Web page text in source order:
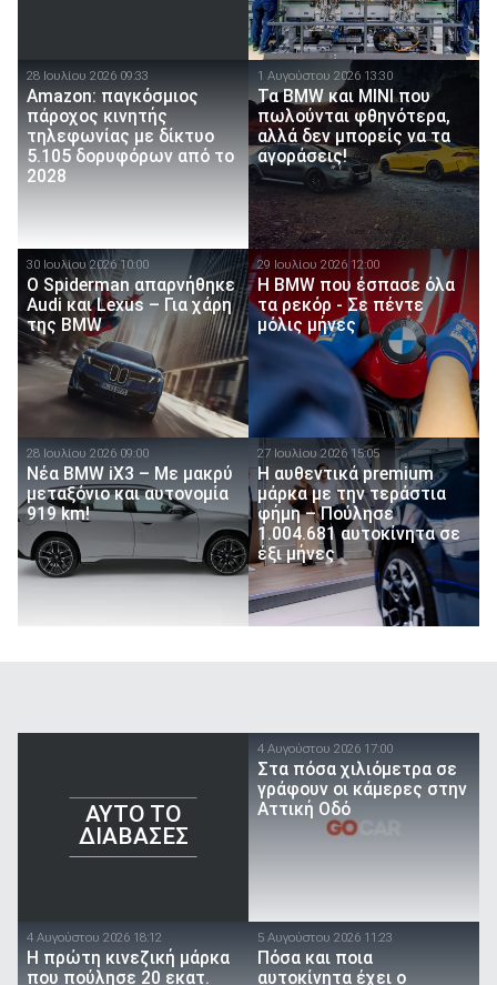
28 Ιουλίου 2026 09:33
Amazon: παγκόσμιος
πάροχος κινητής
τηλεφωνίας με δίκτυο
5.105 δορυφόρων από το
2028
1 Αυγούστου 2026 13:30
Τα BMW και MINI που
πωλούνται φθηνότερα,
αλλά δεν μπορείς να τα
αγοράσεις!
30 Ιουλίου 2026 10:00
O Spiderman απαρνήθηκε
Audi και Lexus – Για χάρη
της BMW
29 Ιουλίου 2026 12:00
Η BMW που έσπασε όλα
τα ρεκόρ - Σε πέντε
μόλις μήνες
28 Ιουλίου 2026 09:00
Νέα BMW iX3 – Mε μακρύ
μεταξόνιο και αυτονομία
919 km!
27 Ιουλίου 2026 15:05
Η αυθεντικά premium
μάρκα με την τεράστια
φήμη – Πούλησε
1.004.681 αυτοκίνητα σε
έξι μήνες
AYTO TO
ΔΙΑΒΑΣΕΣ
4 Αυγούστου 2026 17:00
Στα πόσα χιλιόμετρα σε
γράφουν οι κάμερες στην
Αττική Οδό
4 Αυγούστου 2026 18:12
Η πρώτη κινεζική μάρκα
που πούλησε 20 εκατ.
5 Αυγούστου 2026 11:23
Πόσα και ποια
αυτοκίνητα έχει ο